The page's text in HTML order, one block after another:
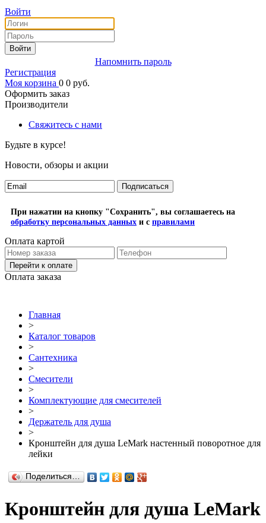
Войти
Войти
Напомнить пароль
Регистрация
Моя корзина 0 0 руб.
Оформить заказ
Производители
Свяжитесь с нами
Будьте в курсе!
Новости, обзоры и акции
Подписаться
При нажатии на кнопку "Сохранить", вы соглашаетесь на
обработку персональных данных и с правилами
Оплата картой
Перейти к оплате
Оплата заказа
Главная
>
Каталог товаров
>
Сантехника
>
Смесители
>
Комплектующие для смесителей
>
Держатель для душа
>
Кронштейн для душа LeMark настенный поворотное для
лейки
Поделиться…
Кронштейн для душа LeMark